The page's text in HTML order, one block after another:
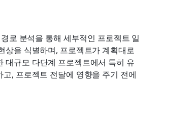
로 분석을 통해 세부적인 프로젝트 일
상을 식별하며, 프로젝트가 계획대로
대규모 다단계 프로젝트에서 특히 유
, 프로젝트 전달에 영향을 주기 전에